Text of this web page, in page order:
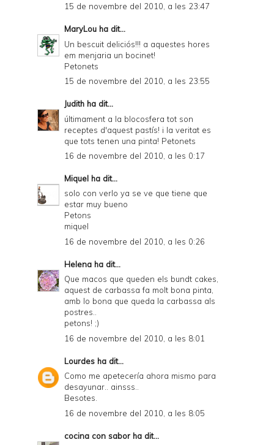
15 de novembre del 2010, a les 23:47
MaryLou ha dit...
Un bescuit deliciós!!! a aquestes hores
em menjaria un bocinet!
Petonets
15 de novembre del 2010, a les 23:55
Judith ha dit...
últimament a la blocosfera tot son
receptes d'aquest pastís! i la veritat es
que tots tenen una pinta! Petonets
16 de novembre del 2010, a les 0:17
Miquel ha dit...
solo con verlo ya se ve que tiene que
estar muy bueno
Petons
miquel
16 de novembre del 2010, a les 0:26
Helena ha dit...
Que macos que queden els bundt cakes,
aquest de carbassa fa molt bona pinta,
amb lo bona que queda la carbassa als
postres..
petons! ;)
16 de novembre del 2010, a les 8:01
Lourdes ha dit...
Como me apetecería ahora mismo para
desayunar.. ainsss..
Besotes.
16 de novembre del 2010, a les 8:05
cocina con sabor ha dit...